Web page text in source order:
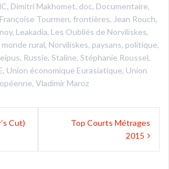
, Dimitri Makhomet, doc, Documentaire,
Françoise Tourmen, frontières, Jean Rouch,
, Leakadia, Les Oubliés de Norviliskes,
monde rural, Norviliskes, paysans, politique,
, Russie, Staline, Stéphanie Roussel,
, Union économique Eurasiatique, Union
, Vladimir Maroz
Cut)
Top Courts Métrages
2015